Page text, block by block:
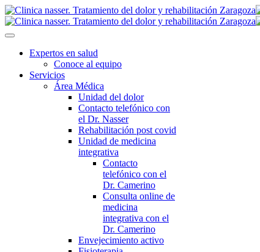
Expertos en salud
Conoce al equipo
Servicios
Área Médica
Unidad del dolor
Contacto telefónico con
el Dr. Nasser
Rehabilitación post covid
Unidad de medicina
integrativa
Contacto
telefónico con el
Dr. Camerino
Consulta online de
medicina
integrativa con el
Dr. Camerino
Envejecimiento activo